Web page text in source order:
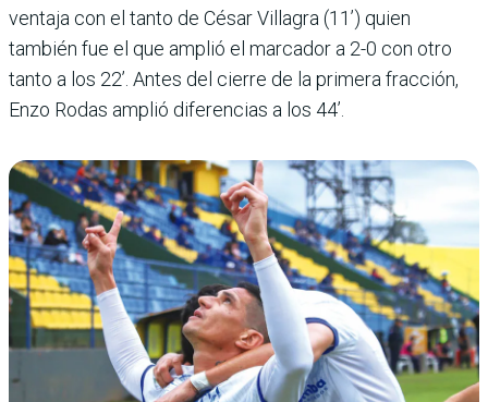
ventaja con el tanto de César Villa­gra (11’) quien
también fue el que amplió el marcador a 2-0 con otro
tanto a los 22’. Antes del cierre de la pri­mera fracción,
Enzo Rodas amplió diferencias a los 44’.